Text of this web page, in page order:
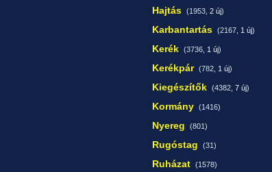
Hajtás (1953, 2 új)
Karbantartás (2167, 1 új)
Kerék (3736, 1 új)
Kerékpár (782, 1 új)
Kiegészítők (4382, 7 új)
Kormány (1416)
Nyereg (801)
Rugóstag (31)
Ruházat (1578)